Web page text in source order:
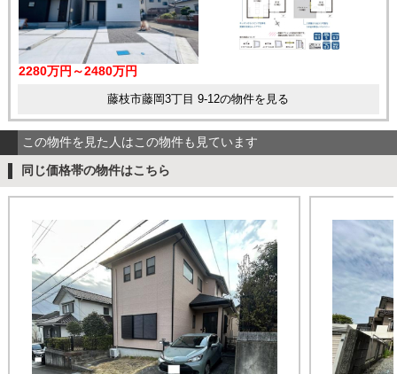
2280万円～2480万円
藤枝市藤岡3丁目 9-12の物件を見る
この物件を見た人はこの物件も見ています
同じ価格帯の物件はこちら